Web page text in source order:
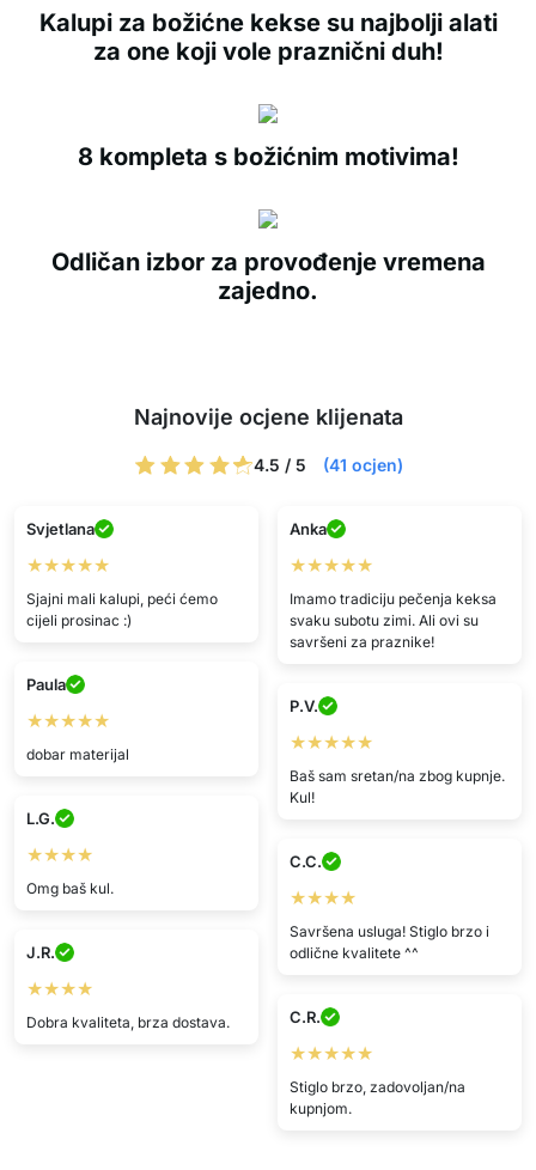
Kalupi za božićne kekse su najbolji alati
za one koji vole praznični duh!
8 kompleta s božićnim motivima!
Odličan izbor za provođenje vremena
zajedno.
Najnovije ocjene klijenata
4.5 / 5 (41 ocjen)
Svjetlana
★★★★★
Sjajni mali kalupi, peći ćemo
cijeli prosinac :)
Anka
★★★★★
Imamo tradiciju pečenja keksa
svaku subotu zimi. Ali ovi su
savršeni za praznike!
Paula
★★★★★
dobar materijal
P.V.
★★★★★
Baš sam sretan/na zbog kupnje.
Kul!
L.G.
★★★★
Omg baš kul.
C.C.
★★★★
Savršena usluga! Stiglo brzo i
odlične kvalitete ^^
J.R.
★★★★
Dobra kvaliteta, brza dostava. C.R.
★★★★★
Stiglo brzo, zadovoljan/na
kupnjom.